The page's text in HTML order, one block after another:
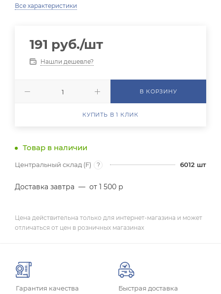
Все характеристики
191 руб./шт
Нашли дешевле?
В КОРЗИНУ
КУПИТЬ В 1 КЛИК
Товар в наличии
Центральный склад (F) ? 6012 шт
Доставка завтра — от 1 500 р
Цена действительна только для интернет-магазина и может
отличаться от цен в розничных магазинах
Гарантия качества
Быстрая доставка